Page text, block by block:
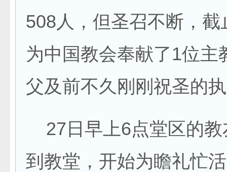
508人，但圣召不断，截
为中国教会奉献了1位主
父及前不久刚刚祝圣的
27日早上6点堂区的教
到教堂，开始为瞻礼忙